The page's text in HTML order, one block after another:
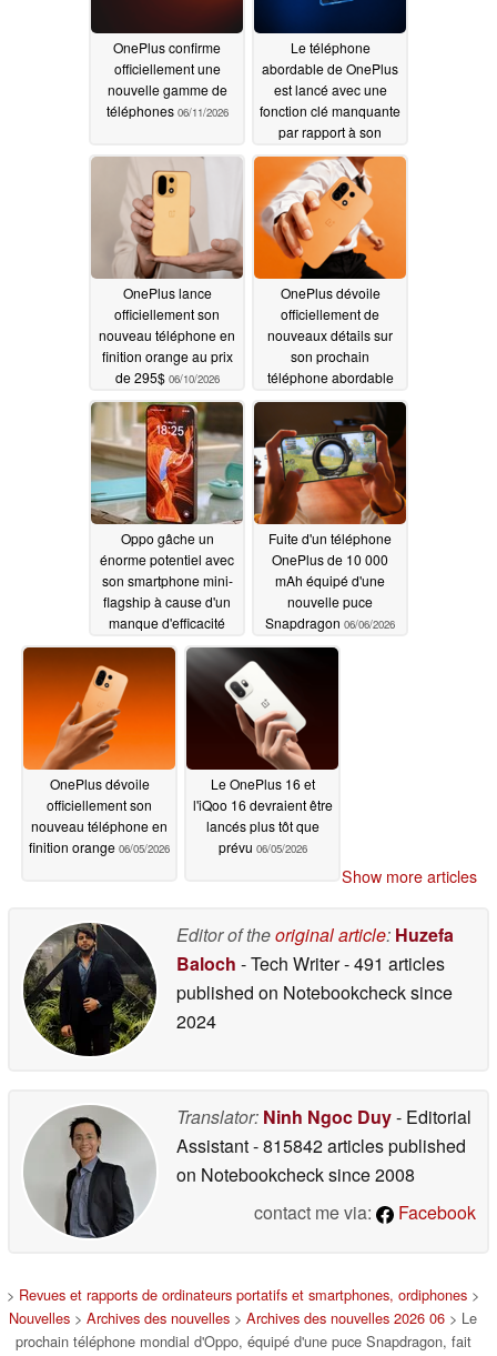
OnePlus confirme
officiellement une
nouvelle gamme de
téléphones 06/11/2026
Le téléphone
abordable de OnePlus
est lancé avec une
fonction clé manquante
par rapport à son
jumeau mondial
06/10/2026
OnePlus lance
officiellement son
nouveau téléphone en
finition orange au prix
de 295$ 06/10/2026
OnePlus dévoile
officiellement de
nouveaux détails sur
son prochain
téléphone abordable
06/08/2026
Oppo gâche un
énorme potentiel avec
son smartphone mini-
flagship à cause d'un
manque d'efficacité
06/07/2026
Fuite d'un téléphone
OnePlus de 10 000
mAh équipé d'une
nouvelle puce
Snapdragon 06/06/2026
OnePlus dévoile
officiellement son
nouveau téléphone en
finition orange 06/05/2026
Le OnePlus 16 et
l'iQoo 16 devraient être
lancés plus tôt que
prévu 06/05/2026
Show more articles
Editor of theoriginal article: Huzefa
Baloch - Tech Writer- 491 articles
published on Notebookchecksince
2024
Translator: Ninh Ngoc Duy- Editorial
Assistant- 815842 articles published
on Notebookchecksince 2008
contact me via:
Facebook
> Revues et rapports de ordinateurs portatifs et smartphones, ordiphones >
Nouvelles > Archives des nouvelles > Archives des nouvelles 2026 06 > Le
prochain téléphone mondial d'Oppo, équipé d'une puce Snapdragon, fait